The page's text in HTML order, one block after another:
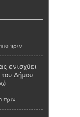
πιο πριν
ενισχύει
Δήμου
πριν